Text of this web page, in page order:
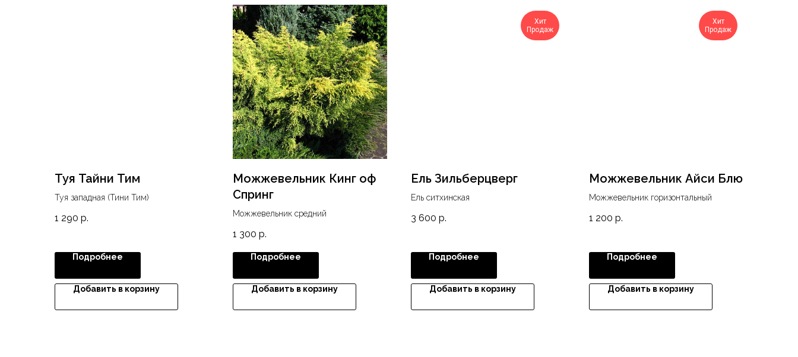
Туя Тайни Тим
Туя западная (Тини Тим)
1 290 р.
Подробнее
Добавить в корзину
Можжевельник Кинг оф
Спринг
Можжевельник средний
1 300 р.
Подробнее
Добавить в корзину
Хит
Продаж
Ель Зильберцверг
Ель ситхинская
3 600 р.
Подробнее
Добавить в корзину
Хит
Продаж
Можжевельник Айси Блю
Можжевельник горизонтальный
1 200 р.
Подробнее
Добавить в корзину